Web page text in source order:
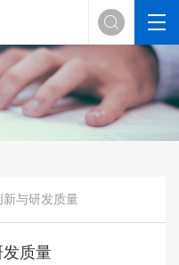

新与研发质量
质量